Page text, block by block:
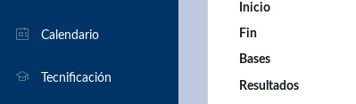
Transparencia
Clubs
Torneos en Aragón
Por equipos
Calendario
Tecnificación
Inicio
Fin
Bases
Resultados